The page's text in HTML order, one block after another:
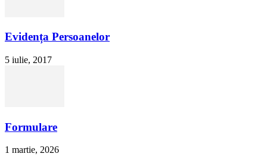
Evidența Persoanelor
5 iulie, 2017
Formulare
1 martie, 2026